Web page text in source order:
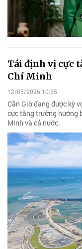
Tái định vị cực
Chí Minh
12/05/2026 10:55
Cần Giờ đang được kỳ
cực tăng trưởng hướng
Minh và cả nước.